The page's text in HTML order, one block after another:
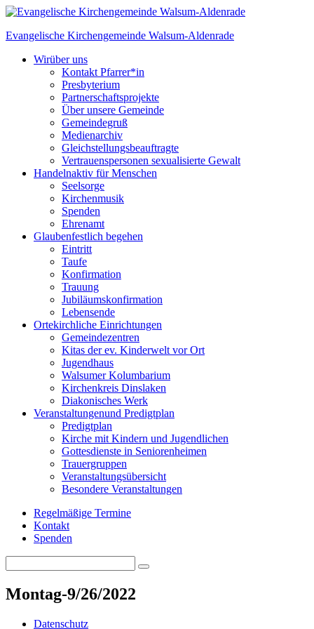
Skip
content
Evangelische Kirchengemeinde Walsum-Aldenrade
Wirüber uns
Kontakt Pfarrer*in
Presbyterium
Partnerschaftsprojekte
Über unsere Gemeinde
Gemeindegruß
Medienarchiv
Gleichstellungs­beauftragte
Vertrauenspersonen sexualisierte Gewalt
Handelnaktiv für Menschen
Seelsorge
Kirchenmusik
Spenden
Ehrenamt
Glaubenfestlich begehen
Eintritt
Taufe
Konfirmation
Trauung
Jubiläumskonfirmation
Lebensende
Ortekirchliche Einrichtungen
Gemeindezentren
Kitas der ev. Kinderwelt vor Ort
Jugendhaus
Walsumer Kolumbarium
Kirchenkreis Dinslaken
Diakonisches Werk
Veranstaltungenund Predigtplan
Predigtplan
Kirche mit Kindern und Jugendlichen
Gottesdienste in Seniorenheimen
Trauergruppen
Veranstaltungsübersicht
Besondere Veranstaltungen
Regelmäßige Termine
Kontakt
Spenden
for:
Search
Montag-9/26/2022
Datenschutz